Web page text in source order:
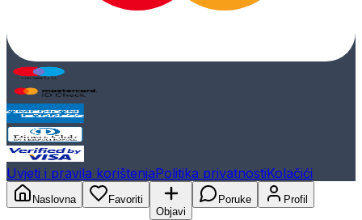
Uvjeti i pravila korištenjaPolitika privatnostiKolačići
Naslovna
Favoriti
Objavi
Poruke Profil